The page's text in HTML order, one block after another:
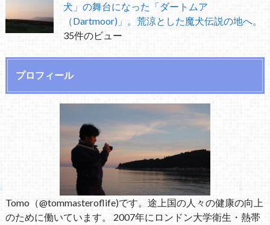
犬」の舞台になった「ダートムア
（Dartmoor)」。荒涼とした魔犬伝説の地へ。
35件のビュー
プロフィール
Tomo（@tommasteroflife)です。途上国の人々の健康の向上
のために働いています。 2007年にロンドン大学衛生・熱帯